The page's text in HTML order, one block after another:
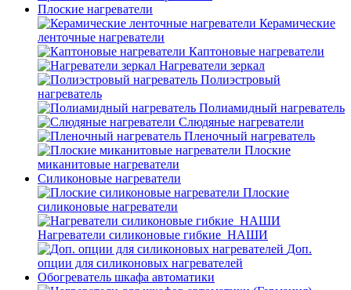
Плоские нагреватели
Керамические
ленточные нагреватели
Каптоновые нагреватели
Нагреватели зеркал
Полиэстровый
нагреватель
Полиамидный нагреватель
Слюдяные нагреватели
Пленочный нагреватель
Плоские
миканитовые нагреватели
Силиконовые нагреватели
Плоские
силиконовые нагреватели
Нагреватели силиконовые гибкие_НАШИ
Доп.
опции для силиконовых нагревателей
Обогреватель шкафа автоматики